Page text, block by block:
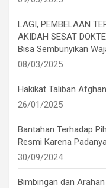
LAGI, PEMBELAAN
AKIDAH SESAT
Bisa Sembunyikan
08/03/2025
Hakikat Taliban
26/01/2025
Bantahan Terhadap
Resmi Karena
30/09/2024
Bimbingan dan